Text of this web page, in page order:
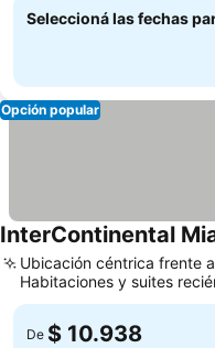
Seleccioná las fechas
Opción popular
InterContinental
Ubicación céntrica frente
Habitaciones y suites
renovadas
De $ 10.938